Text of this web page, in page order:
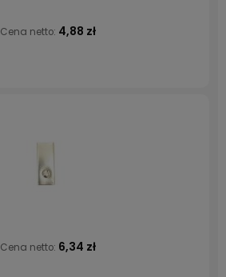
Cena netto: 4,88 zł
Cena netto: 6,34 zł